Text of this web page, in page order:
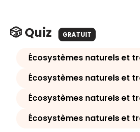
🎲 Quiz GRATUIT
Écosystèmes naturels et
Écosystèmes naturels et
Écosystèmes naturels et
Écosystèmes naturels et